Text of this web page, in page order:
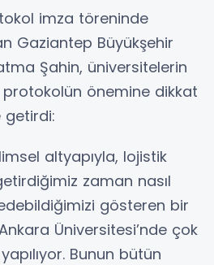
imza töreninde
Gaziantep Büyükşehir
Şahin, üniversitelerin
önemine dikkat
getirdi:
altyapıyla, lojistik
zaman nasıl
gösteren bir
Üniversitesi’nde çok
Bunun bütün